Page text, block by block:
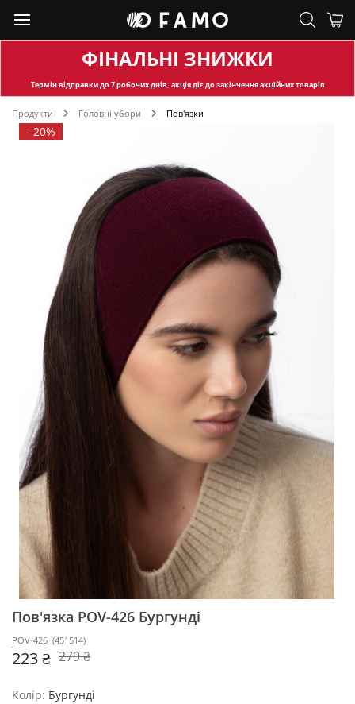
ФІНАЛЬНІ ЗНИЖКИ
Термін відправкидо 7 робочих днів, акція діє до закінчення акційних товарів
Продукти Головні убори Пов'язки
- 20%
Пов'язка POV-426 Бургунді
POV-426 (451514)
223 ₴ 279 ₴
Колір: Бургунді